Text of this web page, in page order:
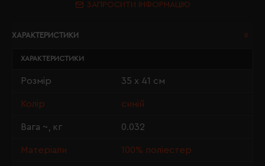
ЗАПРОСИТИ ІНФОРМАЦІЮ
ХАРАКТЕРИСТИКИ
ХАРАКТЕРИСТИКИ
Розмір 35 х 41 см
Колір синій
Вага ~, кг 0.032
Матеріали 100% поліестер